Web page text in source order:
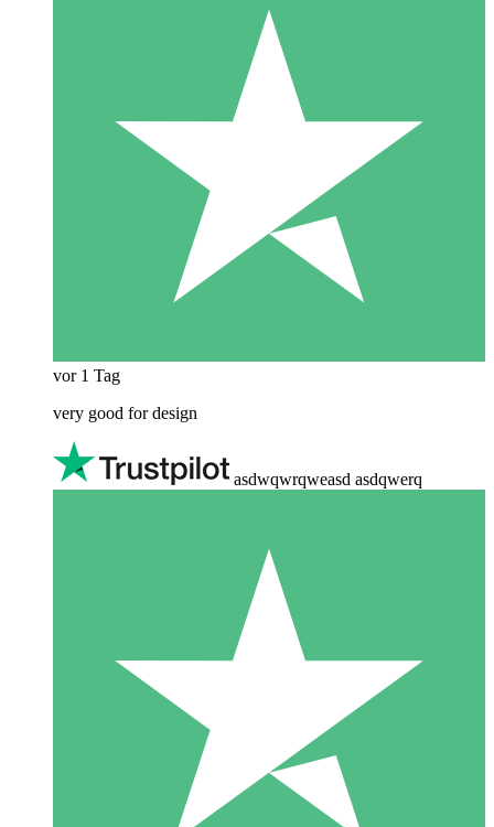
vor 1 Tag
very good for design
asdwqwrqweasd asdqwerq